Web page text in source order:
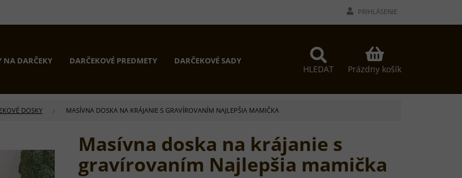
PRIHLÁSENIE
HLEDAT
NÁKUPNÝ
KOŠÍK
Prázdny košík
NA DARČEKY DARČEKOVÉ PREDMETY DARČEKOVÉ SADY
DOSKY MASÍVNA DOSKA NA KRÁJANIE S GRAVÍROVANÍM NAJLEPŠIA MAMIČKA
Masívna doska na krájanie s
gravírovaním Najlepšia mamička